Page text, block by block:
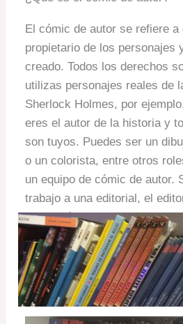
El cómic de autor se refiere a
propietario de los personajes
creado. Todos los derechos
utilizas personajes reales de
Sherlock Holmes, por
eres el autor de la historia y
son tuyos. Puedes ser un
o un colorista, entre otros
un equipo de cómic de autor.
trabajo a una editorial, el
publicará si lo aprueba.
Mi experiencia en el mercado